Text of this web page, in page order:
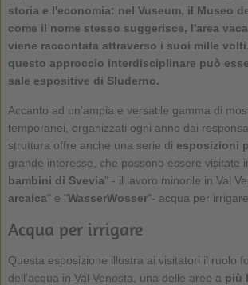
storia e l'economia: nel Vuseum, il Museo
come il nome stesso suggerisce, l'area
viene raccontata attraverso i suoi mille
questo approccio interdisciplinare può
sale espositive di Sluderno.
Accanto ad un'ampia e versatile gamma di
temporanei, organizzati ogni anno dai
struttura offre anche una serie di esposizioni
grande interesse, che possono essere visitate
bambini di Svevia" - il lavoro minorile in Val
arcaica" e "WasserWosser"- acqua per irrigare.
Acqua per irrigare
Questa esposizione illustra ai visitatori il ruolo
dell'acqua in Val Venosta , una delle aree a più